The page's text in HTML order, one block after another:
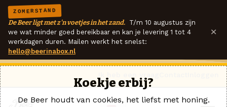
ZOMERSTAND
De Beer ligt met z'n voetjes in het zand. T/m 10 augustus zijn
we wat minder goed bereikbaar en kan je levering 1 tot 4
werkdagen duren. Mailen werkt het snelst:
hello@beerinabox.nl
×
Koekje erbij?
De Beer houdt van cookies, het liefst met honing.